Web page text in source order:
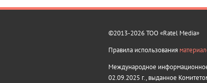
©2013-2026 ТОО «Ratel Media»
Правила использования
Международное информационное
02.09.2025 г., выданное